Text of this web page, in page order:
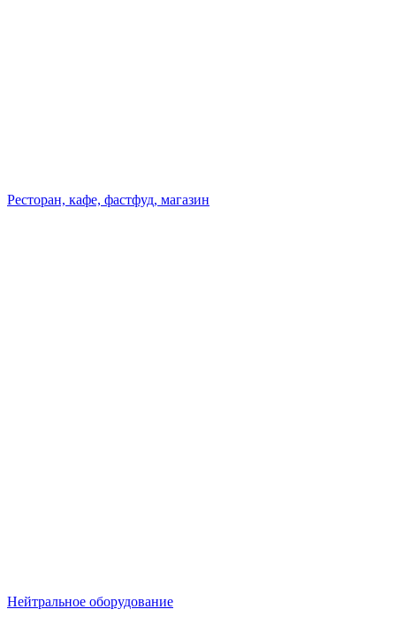
Ресторан, кафе, фастфуд, магазин
Нейтральное оборудование